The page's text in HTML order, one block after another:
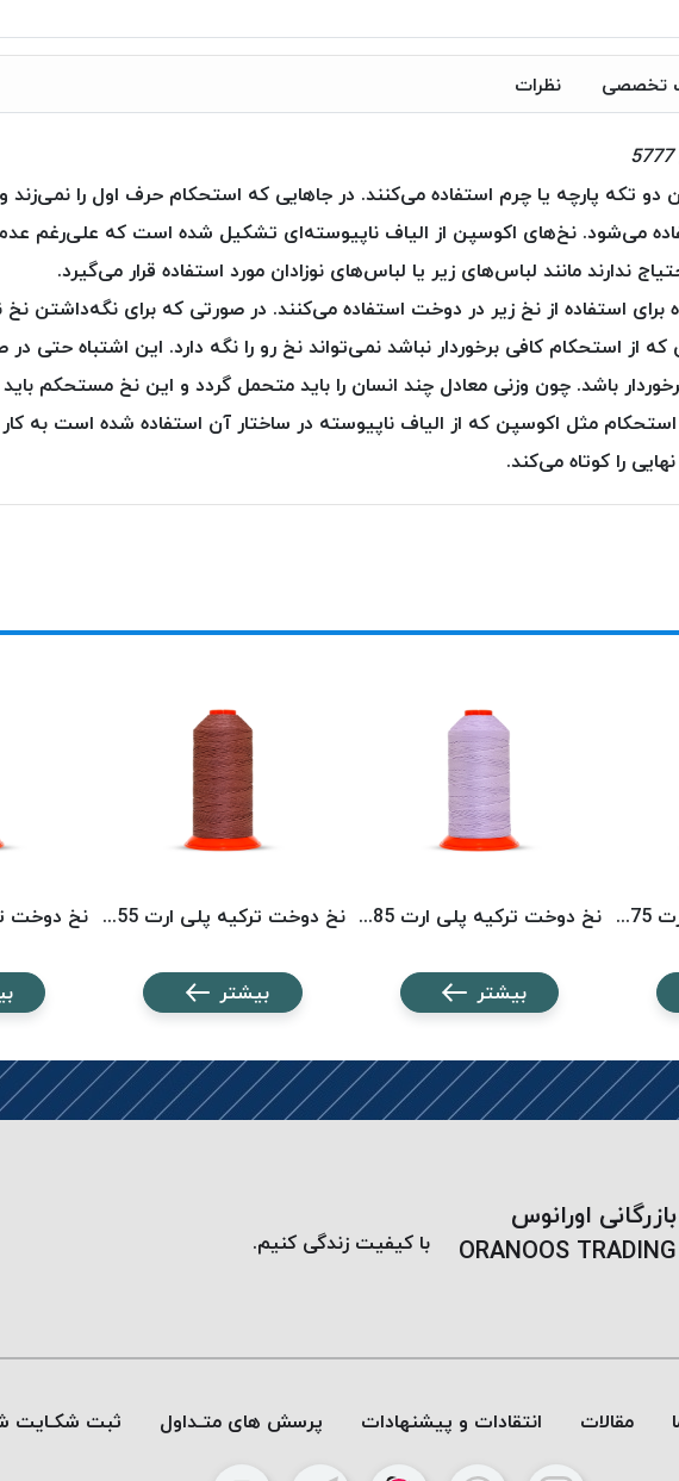
تخصصی نظرات
دو تکه پارچه یا چرم استفاده می‌کنند. در جاهایی که استحکام حرف اول را
می‌شود. نخ‌های اکوسپن از الیاف ناپیوسته‌ای تشکیل شده است که علی‌رغم
ندارند مانند لباس‌های زیر یا لباس‌های نوزادان مورد استفاده قرار می‌گیرد.
برای استفاده از نخ زیر در دوخت استفاده می‌کنند. در صورتی که برای نگه‌داشتن
از استحکام کافی برخوردار نباشد نمی‌تواند نخ رو را نگه دارد. این اشتباه حتی
باشد. چون وزنی معادل چند انسان را باید متحمل گردد و این نخ مستحکم
مثل اکوسپن که از الیاف ناپیوسته در ساختار آن استفاده شده است به
را کوتاه می‌کند.
نخ دوخت ترکیه پلی ارت 1575 POLYART نخ دوخت ترکیه پلی ارت 8585 POLYART
بیشتر
نخ دوخت ترکیه پلی ارت 8355 POLYART
بیشتر
بازرگانی اورانوس
ORANOOS TRADING
با کیفیت زندگی کنیم.
مقالات انتقادات و پیشنهادات پرسش های متـداول ثبت شکـایت